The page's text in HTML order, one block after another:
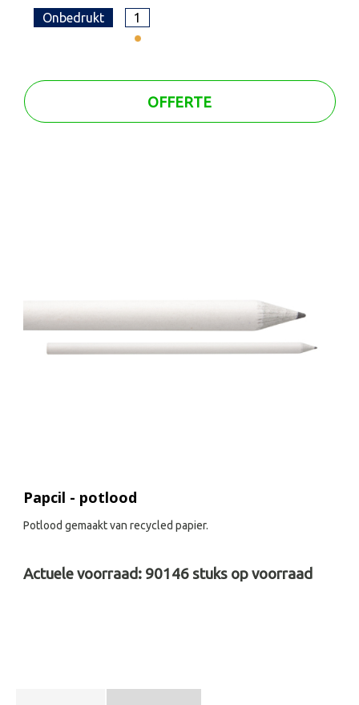
Onbedrukt 1
OFFERTE
Papcil - potlood
Potlood gemaakt van recycled papier.
Actuele voorraad: 90146 stuks op voorraad